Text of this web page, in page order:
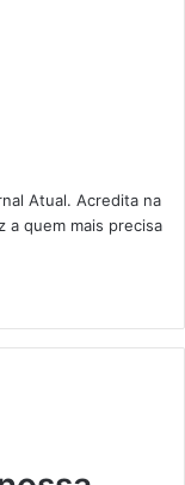
Atual. Acredita na
a quem mais precisa